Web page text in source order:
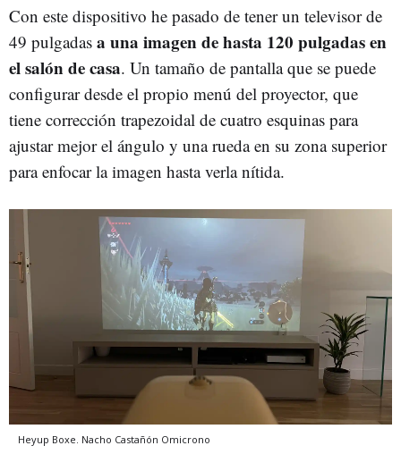
Con este dispositivo he pasado de tener un televisor de
49 pulgadas a una imagen de hasta 120 pulgadas en
el salón de casa. Un tamaño de pantalla que se puede
configurar desde el propio menú del proyector, que
tiene corrección trapezoidal de cuatro esquinas para
ajustar mejor el ángulo y una rueda en su zona superior
para enfocar la imagen hasta verla nítida.
Heyup Boxe. Nacho Castañón Omicrono